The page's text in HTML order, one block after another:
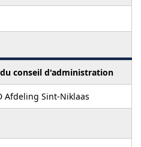
conseil d'administration
Afdeling Sint-Niklaas